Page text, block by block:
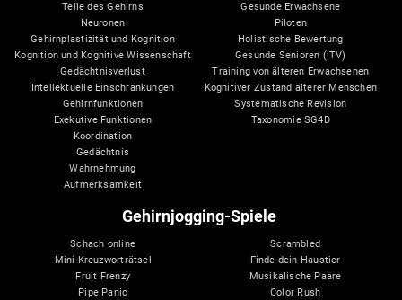
Teile des Gehirns
Neuronen
Gehirnplastizität und Kognition
Kognition und Kognitive Wissenschaft
Gedächtnisverlust
Intellektuelle Einschränkungen
Gehirnfunktionen
Exekutive Funktionen
Koordination
Gedächtnis
Wahrnehmung
Aufmerksamkeit
Gesunde Erwachsene
Piloten
Holistische Bewertung
Gesunde Senioren (iTV)
Training von älteren Erwachsenen
Kognitiver Zustand älterer Menschen
Systematische Revision
Taxonomie SG4D
Gehirnjogging-Spiele
Schach online
Mini-Kreuzworträtsel
Fruit Frenzy
Pipe Panic
Scrambled
Finde dein Haustier
Musikalische Paare
Color Rush